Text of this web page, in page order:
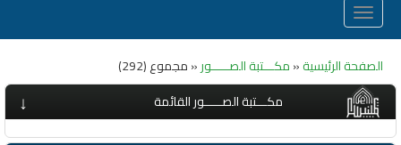
Toggle
navigation
الصفحة الرئيسية«مكـــتبة الصـــــور« مجموع (292)
↓ مكـــتبة الصـــــور القائمة